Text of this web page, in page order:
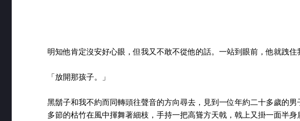
明知他肯定沒安好心眼，但我又不敢不從他的話。一站到眼前，他就跩
「放開那孩子。」
黑鬍子和我不約而同轉頭往聲音的方向尋去，見到一位年約二十多歲的
多節的枯竹在風中揮舞著細枝，手持一把高聳方天戟，戟上又掛一面半身